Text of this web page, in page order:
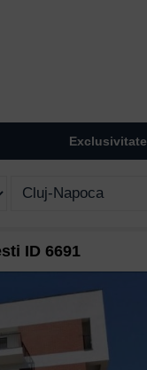
Exclusivitate
ID 6691